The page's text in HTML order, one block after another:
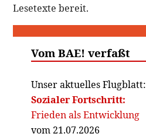
Lesetexte bereit.
Vom BAE! verfaßt
Unser aktuelles Flugblatt:
Sozialer Fortschritt:
Frieden als Entwicklung
vom 21.07.2026